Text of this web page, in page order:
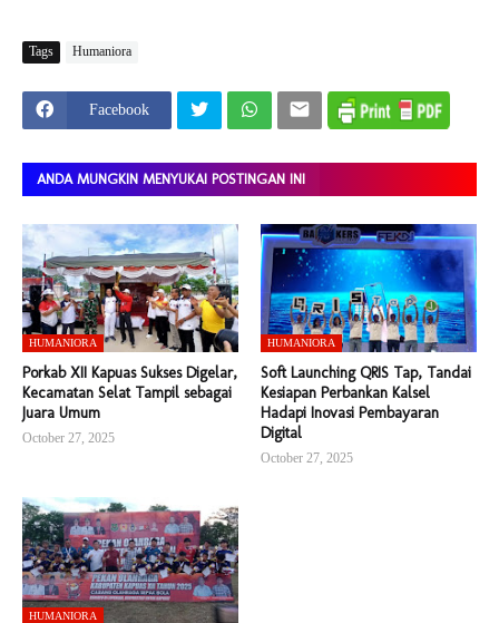
Tags Humaniora
Facebook
ANDA MUNGKIN MENYUKAI POSTINGAN INI
HUMANIORA
Porkab XII Kapuas Sukses Digelar,
Kecamatan Selat Tampil sebagai
Juara Umum
October 27, 2025
HUMANIORA
Soft Launching QRIS Tap, Tandai
Kesiapan Perbankan Kalsel
Hadapi Inovasi Pembayaran
Digital
October 27, 2025
HUMANIORA